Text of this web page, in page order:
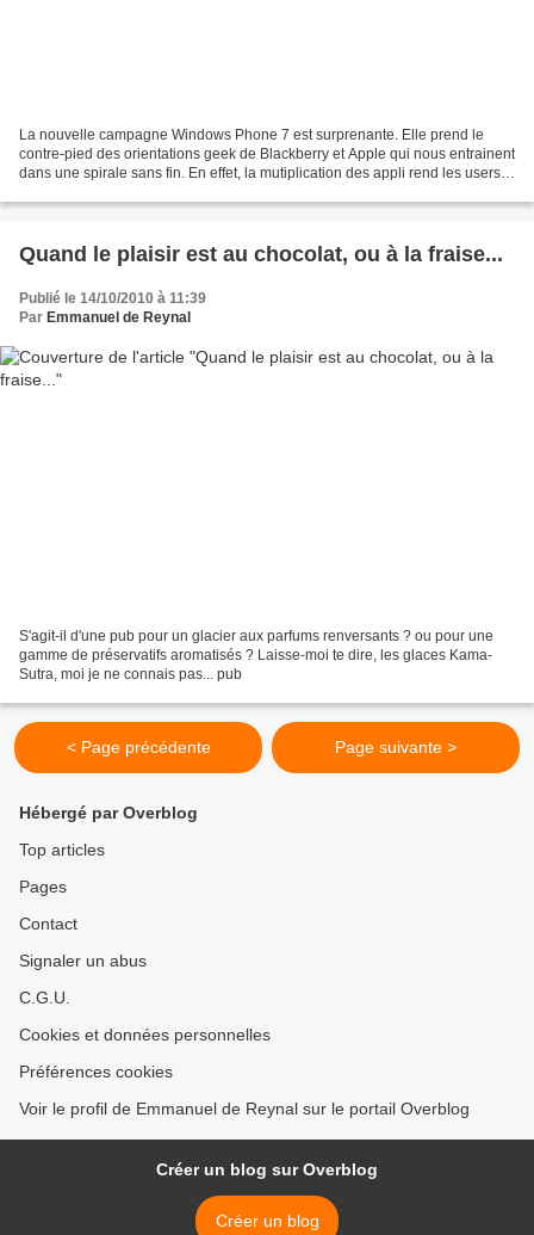
La nouvelle campagne Windows Phone 7 est surprenante. Elle prend le
contre-pied des orientations geek de Blackberry et Apple qui nous entrainent
dans une spirale sans fin. En effet, la mutiplication des appli rend les users
Quand le plaisir est au chocolat, ou à la fraise...
Publié le 14/10/2010 à 11:39
Par Emmanuel de Reynal
S'agit-il d'une pub pour un glacier aux parfums renversants ? ou pour une
gamme de préservatifs aromatisés ? Laisse-moi te dire, les glaces Kama-
Sutra, moi je ne connais pas... pub
< Page précédente Page suivante >
Hébergé par Overblog
Top articles
Pages
Contact
Signaler un abus
C.G.U.
Cookies et données personnelles
Préférences cookies
Voir le profil de Emmanuel de Reynal sur le portail Overblog
Créer un blog sur Overblog
Créer un blog